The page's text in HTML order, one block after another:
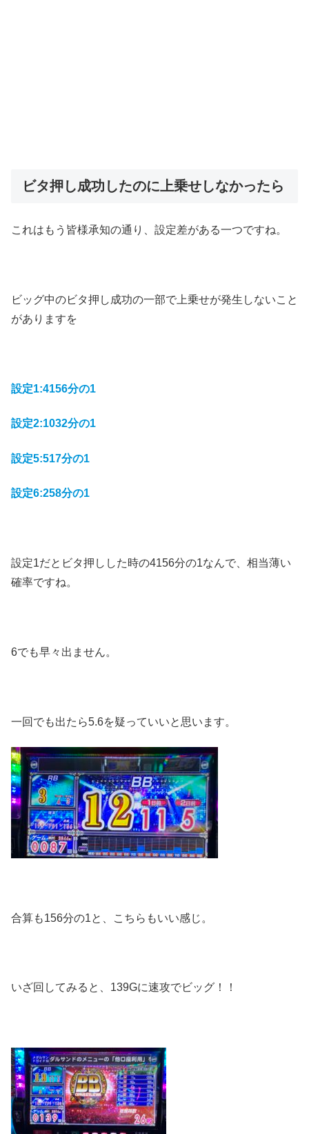
ビタ押し成功したのに上乗せしなかったら
これはもう皆様承知の通り、設定差がある一つですね。
ビッグ中のビタ押し成功の一部で上乗せが発生しないこと
がありますを
設定1:4156分の1
設定2:1032分の1
設定5:517分の1
設定6:258分の1
設定1だとビタ押しした時の4156分の1なんで、相当薄い
確率ですね。
6でも早々出ません。
一回でも出たら5.6を疑っていいと思います。
合算も156分の1と、こちらもいい感じ。
いざ回してみると、139Gに速攻でビッグ！！